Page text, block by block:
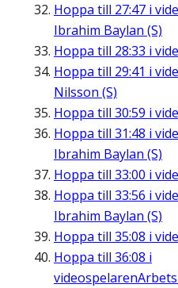
Hoppa till 27:47 i
Ibrahim Baylan (S)
Hoppa till 28:33 i
Hoppa till 29:41 i
Nilsson (S)
Hoppa till 30:59 i
Hoppa till 31:48 i
Ibrahim Baylan (S)
Hoppa till 33:00 i
Hoppa till 33:56 i
Ibrahim Baylan (S)
Hoppa till 35:08 i
Hoppa till 36:08 i
videospelaren